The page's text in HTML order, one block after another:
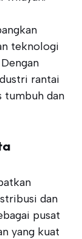
teknologi
rantai
tumbuh dan
dan
pusat
yang kuat